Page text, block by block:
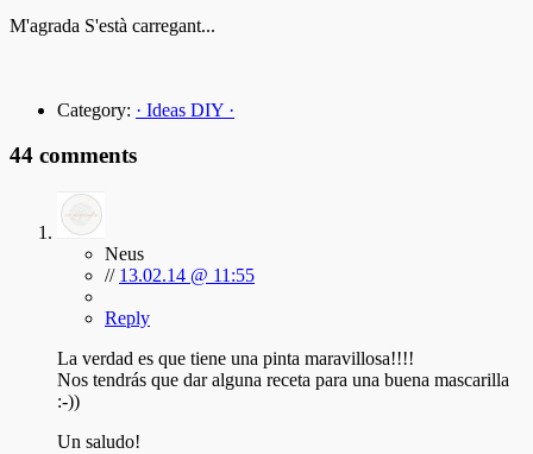
M'agrada S'està carregant...
Category: · Ideas DIY ·
44 comments
Neus
// 13.02.14 @ 11:55
Reply
La verdad es que tiene una pinta maravillosa!!!!
Nos tendrás que dar alguna receta para una buena mascarilla
:-))
Un saludo!